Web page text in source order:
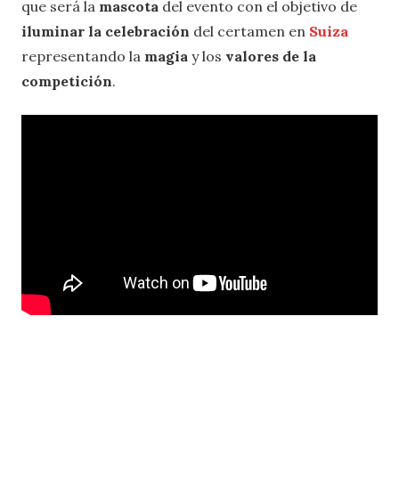
que será la mascota del evento con el objetivo de
iluminar la celebración del certamen en Suiza
representando la magia y los valores de la
competición.